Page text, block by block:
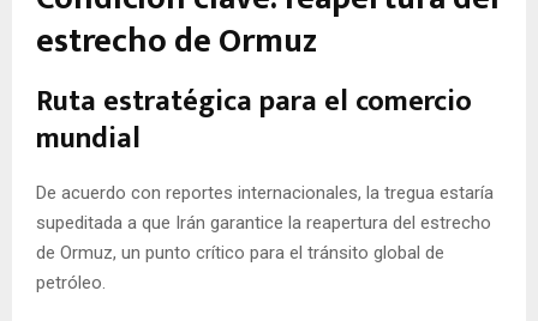
estrecho de Ormuz
Ruta estratégica para el comercio
mundial
De acuerdo con reportes internacionales, la tregua estaría
supeditada a que Irán garantice la reapertura del estrecho
de Ormuz, un punto crítico para el tránsito global de
petróleo.